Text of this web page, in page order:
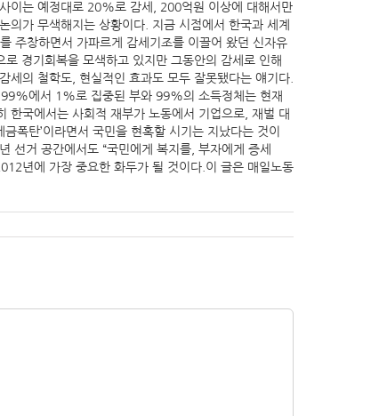
이는 예정대로 20%로 감세, 200억원 이상에 대해서만
가 무색해지는 상황이다. 지금 시점에서 한국과 세계
주창하면서 가파르게 감세기조를 이끌어 왔던 신자유
경기회복을 모색하고 있지만 그동안의 감세로 인해
의 철학도, 현실적인 효과도 모두 잘못됐다는 얘기다.
에서 1%로 집중된 부와 99%의 소득정체는 현재
한국에서는 사회적 재부가 노동에서 기업으로, 재벌 대
폭탄’이라면서 국민을 현혹할 시기는 지났다는 것이
선거 공간에서도 “국민에게 복지를, 부자에게 증세
년에 가장 중요한 화두가 될 것이다.이 글은 매일노동